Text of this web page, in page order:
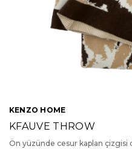
KENZO HOME
KFAUVE THROW
Ön yüzünde cesur kaplan çizgisi